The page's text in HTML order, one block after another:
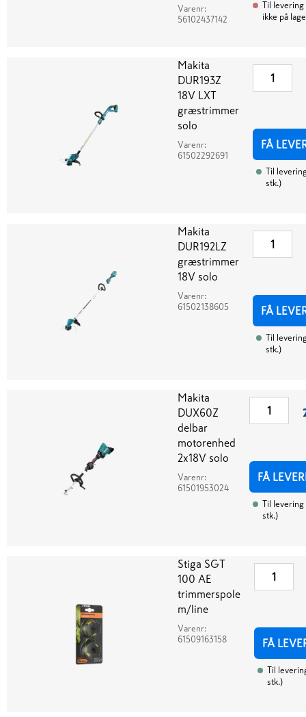
Varenr:
56102437142
Til levering
ikke på
Makita
DUR193Z
18V LXT
græstrimmer
solo
Varenr:
61502292691
FÅ
Til
stk.)
Makita
DUR192LZ
græstrimmer
18V solo
Varenr:
61502138605
FÅ
Til
stk.)
Makita
DUX60Z
delbar
motorenhed
2x18V solo
Varenr:
61501953024
FÅ
Til levering
stk.)
Stiga SGT
100 AE
trimmerspole
m/line
Varenr:
61509163158
FÅ
Til
stk.)